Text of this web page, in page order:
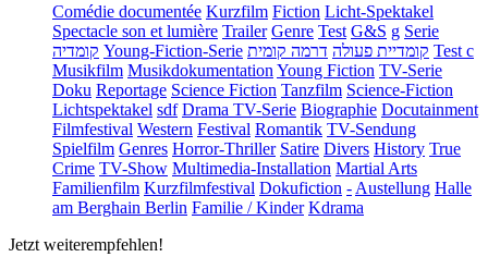
Comédie documentée Kurzfilm Fiction Licht-Spektakel
Spectacle son et lumière Trailer Genre Test G&S g Serie
קומדיה Young-Fiction-Serie קומדיית פעולה דרמה קומית
Test c
Musikfilm Musikdokumentation Young Fiction TV-Serie
Doku Reportage Science Fiction Tanzfilm Science-Fiction
Lichtspektakel sdf Drama TV-Serie Biographie Docutainment
Filmfestival Western Festival Romantik TV-Sendung
Spielfilm Genres Horror-Thriller Satire Divers History True
Crime TV-Show Multimedia-Installation Martial Arts
Familienfilm Kurzfilmfestival Dokufiction - Austellung Halle
am Berghain Berlin Familie / Kinder Kdrama
Jetzt weiterempfehlen!